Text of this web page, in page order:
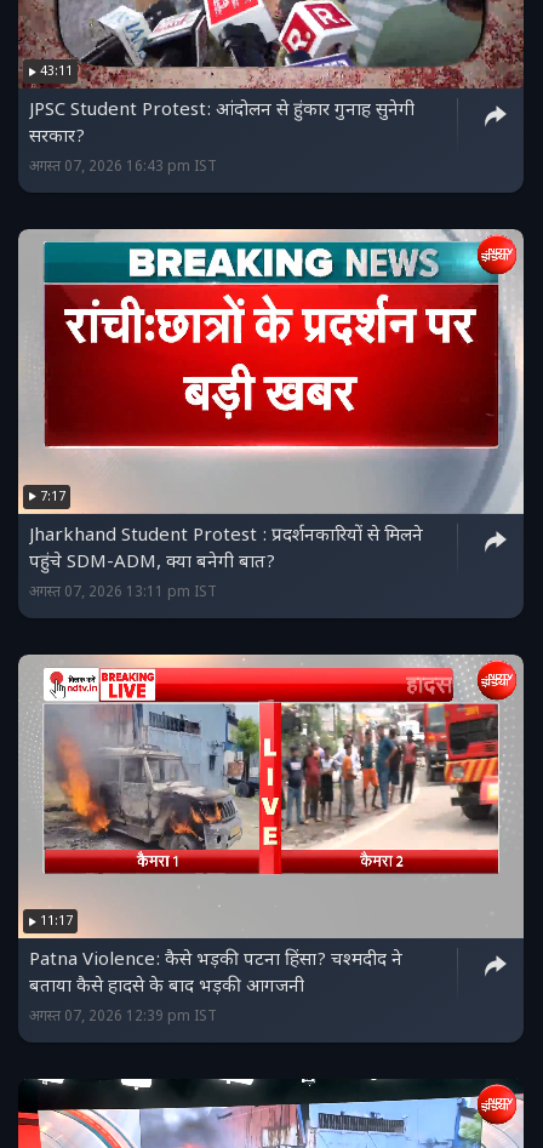
43:11
JPSC Student Protest: आंदोलन से हुंकार गुनाह सुनेगी
सरकार?
अगस्त 07, 2026 16:43 pm IST
7:17
Jharkhand Student Protest : प्रदर्शनकारियों से मिलने
पहुंचे SDM-ADM, क्या बनेगी बात?
अगस्त 07, 2026 13:11 pm IST
11:17
Patna Violence: कैसे भड़की पटना हिंसा? चश्मदीद ने
बताया कैसे हादसे के बाद भड़की आगजनी
अगस्त 07, 2026 12:39 pm IST